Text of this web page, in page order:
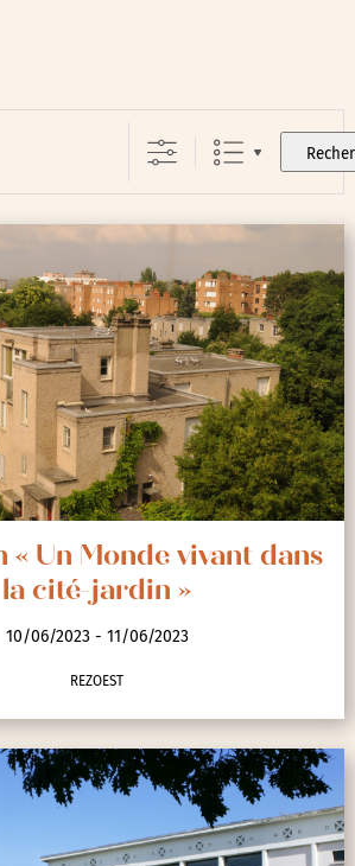
« Un Monde vivant dans
la cité-jardin »
10/06/2023 - 11/06/2023
REZOEST